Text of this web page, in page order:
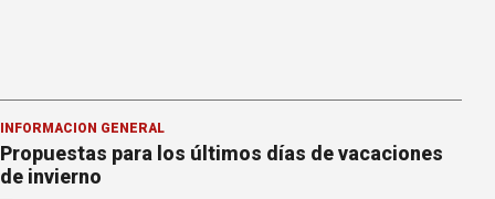
INFORMACION GENERAL
Propuestas para los últimos días de vacaciones
de invierno